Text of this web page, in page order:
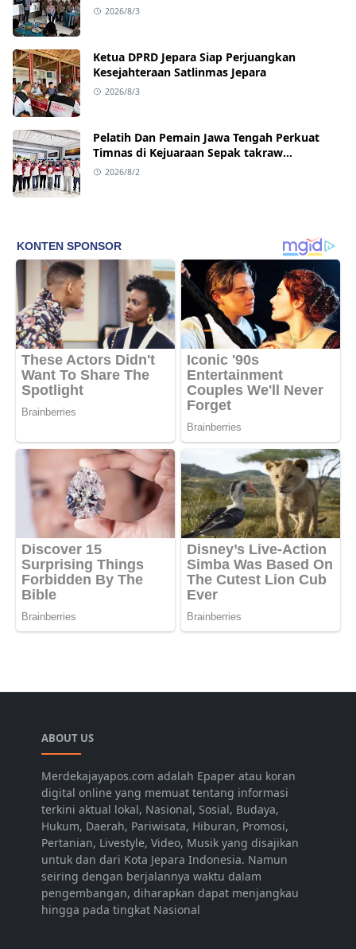
2026/8/3
Ketua DPRD Jepara Siap Perjuangkan
Kesejahteraan Satlinmas Jepara
2026/8/3
Pelatih Dan Pemain Jawa Tengah Perkuat
Timnas di Kejuaraan Sepak takraw
Internasional
2026/8/2
ABOUT US
Merdekajayapos.com adalah Epaper atau koran
digital online yang memuat tentang informasi
terkini aktual lokal, Nasional, Sosial, Budaya,
Hukum, Daerah, Pariwisata, Hiburan, Promosi,
Pertanian, Livestyle, Video, Musik yang disajikan
untuk dan dari Kota Jepara Indonesia. Namun
seiring dengan berjalannya waktu dalam
pengembangan, diharapkan dapat menjangkau
hingga pada tingkat Nasional